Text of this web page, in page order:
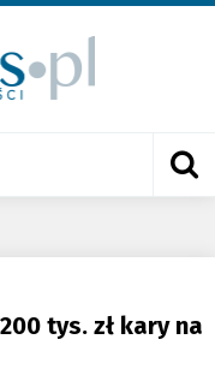
tys. zł kary na